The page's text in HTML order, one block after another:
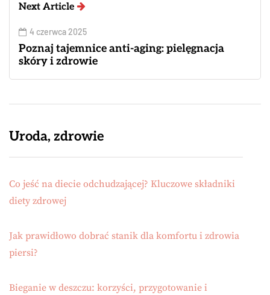
Next Article
4 czerwca 2025
Poznaj tajemnice anti-aging: pielęgnacja
skóry i zdrowie
Uroda, zdrowie
Co jeść na diecie odchudzającej? Kluczowe składniki
diety zdrowej
Jak prawidłowo dobrać stanik dla komfortu i zdrowia
piersi?
Bieganie w deszczu: korzyści, przygotowanie i